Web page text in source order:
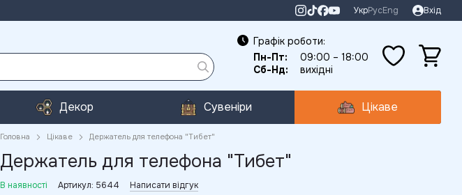
УкрРусEng Вхід
Графік роботи:
Пн-Пт:
09:00 – 18:00
Сб-Нд:
вихідні
Декор Сувеніри Цікаве
Головна Цікаве Держатель для телефона "Тибет"
Держатель для телефона "Тибет"
В наявності Артикул: 5644 Написати відгук